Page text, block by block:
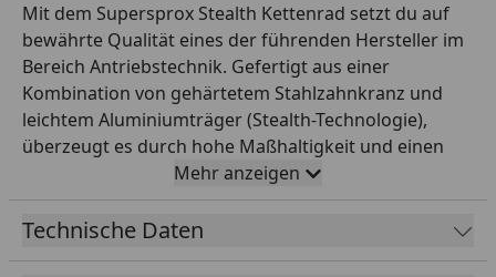
Mit dem Supersprox Stealth Kettenrad setzt du auf
bewährte Qualität eines der führenden Hersteller im
Bereich Antriebstechnik. Gefertigt aus einer
Kombination von gehärtetem Stahlzahnkranz und
leichtem Aluminiumträger (Stealth-Technologie),
überzeugt es durch hohe Maßhaltigkeit und einen
ruhigen Lauf. Die Verzahnung ist auf Teilung 428 und
53 Zähne ausgelegt und passt damit exakt zur
entsprechenden Kette. Mit einem Innendurchmesser
Mehr anzeigen
Technische Daten